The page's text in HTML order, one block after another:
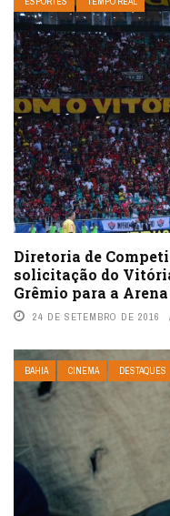
Diretoria de
solicitação do
Grêmio para a
24 DE SETEMBRO DE 2016
BAHIA CINEMA DESTAQUES